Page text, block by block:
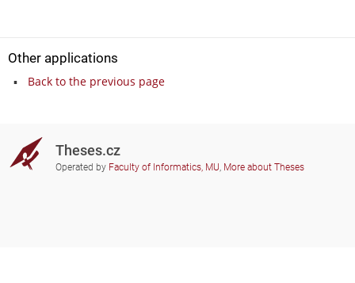
Other applications
Back to the previous page
Theses.cz
Operated by Faculty of Informatics, MU, More about Theses